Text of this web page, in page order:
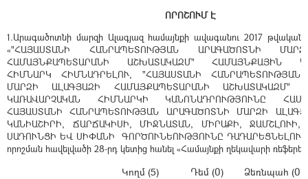
ՈՐՈՇՈՒՄ Է
1.Արագածոտնի մարզի Ալագյազ համայնքի ավագանու 2017 թվականի
«"ՀԱՅԱՍՏԱՆԻ ՀԱՆՐԱՊԵՏՈՒԹՅԱՆ ԱՐԱԳԱԾՈՏՆԻ
ՀԱՄԱՅՆՔԱՊԵՏԱՐԱՆԻ ԱՇԽԱՏԱԿԱԶՄ" ՀԱՄԱՅՆՔԱՅԻՆ
ՀԻՄՆԱՐԿ ՀԻՄՆԱԴՐԵԼՈՒ, "ՀԱՅԱՍՏԱՆԻ ՀԱՆՐԱՊԵՏՈՒԹՅԱՆ
ՄԱՐԶԻ ԱԼԱԳՅԱԶԻ ՀԱՄԱՅՔԱՊԵՏԱՐԱՆԻ ԱՇԽԱՏԱԿԱԶՄ"
ԿԱՌԱՎԱՐՉԱԿԱՆ ՀԻՄՆԱՐԿԻ ԿԱՆՈՆԱԴՐՈՒԹՅՈՒՆԸ
ՀԱՅԱՍՏԱՆԻ ՀԱՆՐԱՊԵՏՈՒԹՅԱՆ ԱՐԱԳԱԾՈՏՆԻ ՄԱՐԶԻ
ԿԱՆԻԱՇԻՐԻ, ՃԱՐՃԱԿԻՍԻ, ՄԻՋՆԱՏԱՆ, ՄԻՐԱՔԻ, ՋԱՄՇԼՈՒԻ,
ՍԱԴՈՒՆՑԻ ԵՎ ՍԻՓԱՆԻ ԳՈՐԾՈՒՆԵՈՒԹՅՈՒՆԸ ԴԱԴԱՐԵՑՆԵԼՈՒ
որոշման հավելվածի 28-րդ կետից հանել «Համայնքի ղեկավարի
Կողմ (5) Դեմ (0) Ձեռնպահ (0)